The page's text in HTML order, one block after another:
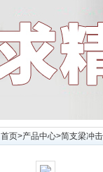
首页>产品中心>简支梁冲